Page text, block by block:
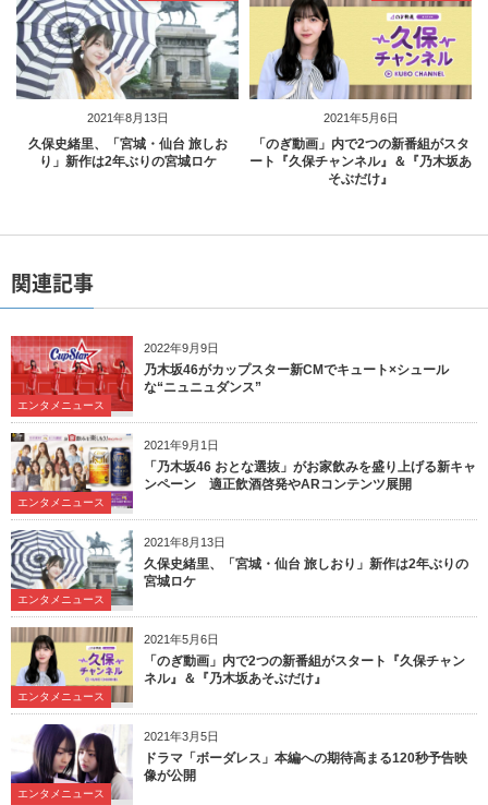
2021年8月13日
久保史緒里、「宮城・仙台 旅しお
り」新作は2年ぶりの宮城ロケ
2021年5月6日
「のぎ動画」内で2つの新番組がスタ
ート『久保チャンネル』＆『乃木坂あ
そぶだけ』
関連記事
2022年9月9日
エンタメニュース
乃木坂46がカップスター新CMでキュート×シュール
な“ニュニュダンス”
2021年9月1日
エンタメニュース
「乃木坂46 おとな選抜」がお家飲みを盛り上げる新キャ
ンペーン 適正飲酒啓発やARコンテンツ展開
2021年8月13日
エンタメニュース
久保史緒里、「宮城・仙台 旅しおり」新作は2年ぶりの
宮城ロケ
2021年5月6日
エンタメニュース
「のぎ動画」内で2つの新番組がスタート『久保チャン
ネル』＆『乃木坂あそぶだけ』
2021年3月5日
エンタメニュース
ドラマ「ボーダレス」本編への期待高まる120秒予告映
像が公開